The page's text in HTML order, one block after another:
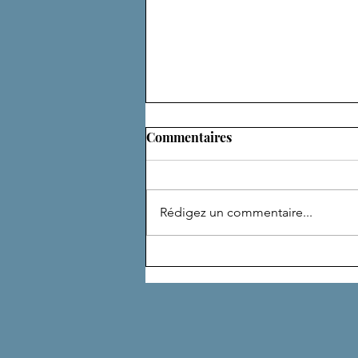
DE NOMBREUSES VIES
Commentaires
Rédigez un commentaire...